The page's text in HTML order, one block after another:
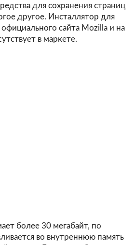
для сохранения страниц
другое. Инсталлятор для
сайта Mozilla и на
в маркете.
более 30 мегабайт, по
во внутреннюю память